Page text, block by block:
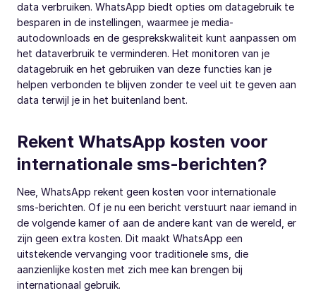
data verbruiken. WhatsApp biedt opties om datagebruik te
besparen in de instellingen, waarmee je media-
autodownloads en de gesprekskwaliteit kunt aanpassen om
het dataverbruik te verminderen. Het monitoren van je
datagebruik en het gebruiken van deze functies kan je
helpen verbonden te blijven zonder te veel uit te geven aan
data terwijl je in het buitenland bent.
Rekent WhatsApp kosten voor
internationale sms-berichten?
Nee, WhatsApp rekent geen kosten voor internationale
sms-berichten. Of je nu een bericht verstuurt naar iemand in
de volgende kamer of aan de andere kant van de wereld, er
zijn geen extra kosten. Dit maakt WhatsApp een
uitstekende vervanging voor traditionele sms, die
aanzienlijke kosten met zich mee kan brengen bij
internationaal gebruik.